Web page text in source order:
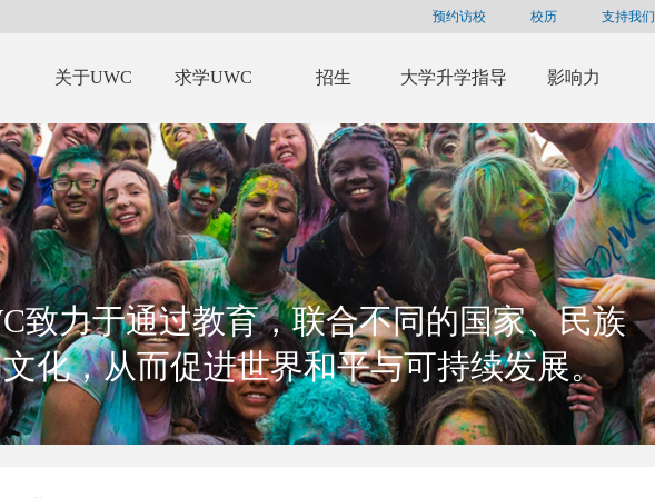
支持我们
校历
预约访校
关于UWC 求学UWC 招生 大学升学指导 影响力
致力于通过教育，联合不同的国家、民族
化，从而促进世界和平与可持续发展。